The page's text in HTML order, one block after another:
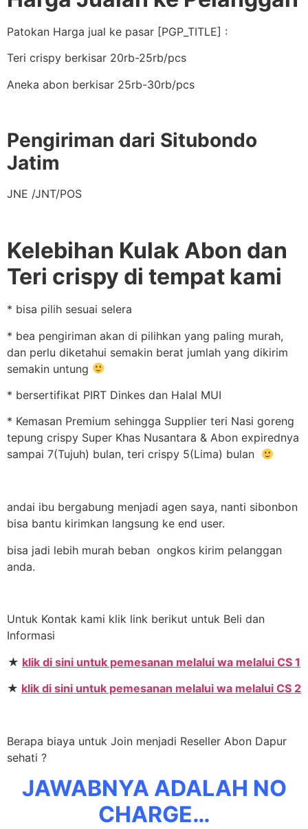
Patokan Harga jual ke pasar [PGP_TITLE] :
Teri crispy berkisar 20rb-25rb/pcs
Aneka abon berkisar 25rb-30rb/pcs
Pengiriman dari Situbondo
Jatim
JNE /JNT/POS
Kelebihan Kulak Abon dan
Teri crispy di tempat kami
* bisa pilih sesuai selera
* bea pengiriman akan di pilihkan yang paling murah,
dan perlu diketahui semakin berat jumlah yang dikirim
semakin untung
* bersertifikat PIRT Dinkes dan Halal MUI
* Kemasan Premium sehingga Supplier teri Nasi goreng
tepung crispy Super Khas Nusantara & Abon expirednya
sampai 7(Tujuh) bulan, teri crispy 5(Lima) bulan
andai ibu bergabung menjadi agen saya, nanti sibonbon
bisa bantu kirimkan langsung ke end user.
bisa jadi lebih murah beban ongkos kirim pelanggan
anda.
Untuk Kontak kami klik link berikut untuk Beli dan
Informasi
★ klik di sini untuk pemesanan melalui wa melalui CS 1
★ klik di sini untuk pemesanan melalui wa melalui CS 2
Berapa biaya untuk Join menjadi Reseller Abon Dapur
sehati ?
JAWABNYA ADALAH NO
CHARGE…